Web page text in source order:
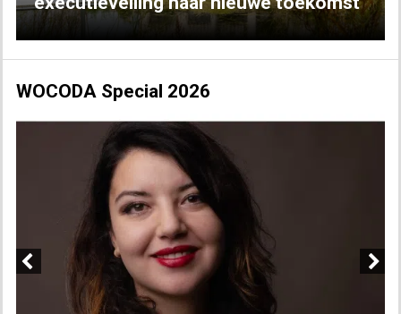
WOCODA Special 2026